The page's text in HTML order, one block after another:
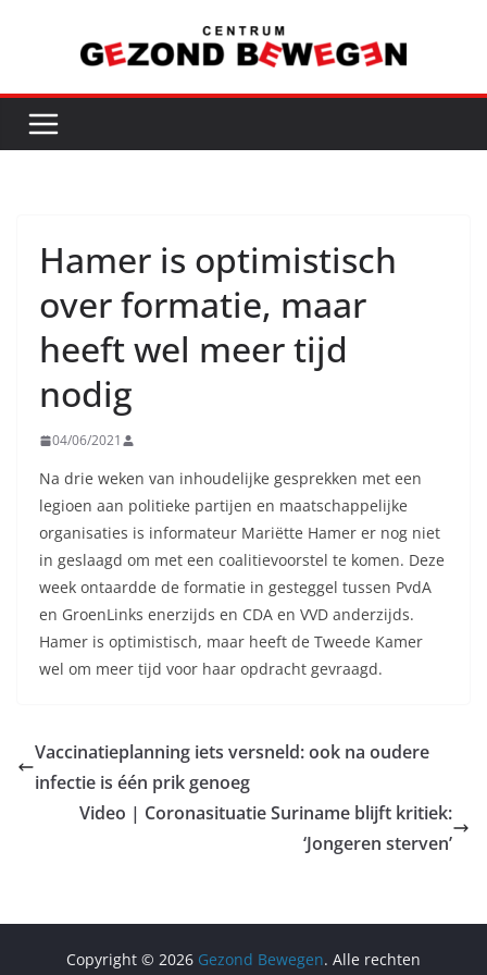
inhoud
Hamer is optimistisch
over formatie, maar
heeft wel meer tijd
nodig
04/06/2021
Na drie weken van inhoudelijke gesprekken met een
legioen aan politieke partijen en maatschappelijke
organisaties is informateur Mariëtte Hamer er nog niet
in geslaagd om met een coalitievoorstel te komen. Deze
week ontaardde de formatie in gesteggel tussen PvdA
en GroenLinks enerzijds en CDA en VVD anderzijds.
Hamer is optimistisch, maar heeft de Tweede Kamer
wel om meer tijd voor haar opdracht gevraagd.
Vaccinatieplanning iets versneld: ook na oudere
infectie is één prik genoeg
Video | Coronasituatie Suriname blijft kritiek:
‘Jongeren sterven’
Copyright © 2026 Gezond Bewegen. Alle rechten